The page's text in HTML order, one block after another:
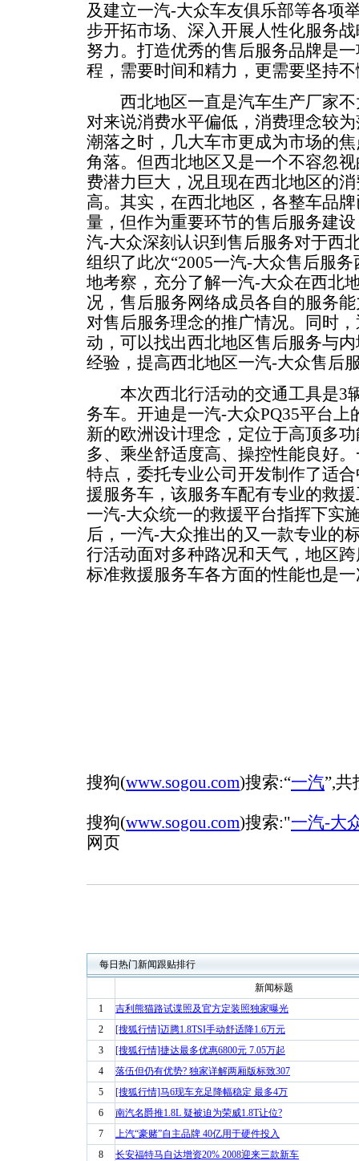
及建立一汽-大众车友俱乐部等各项
步开拓市场、深入开展人性化服务
努力。打造优秀的售后服务品牌是
程，需要时间和精力，更需要坚持
西北地区一直是汽车生产厂家不
对来说消费水平偏低，消费理念较
潮落之时，几大车市更成为市场的
角落。但西北地区又是一个不容忽
费潜力巨大，况且现在西北地区的
高。其实，在西北地区，各整车品
量，但作为重要环节的售后服务建
汽-大众深刻认识到售后服务对于西
组织了此次“2005一汽-大众售后服
地考察，充分了解一汽-大众在西北
况，售后服务网络成员各自的服务
对售后服务理念的推广情况。同时
动，可以找出西北地区售后服务与
经验，提高西北地区一汽-大众售后
本次西北行活动的交通工具是3
务车。开迪是一汽-大众PQ35平台
新的欧洲设计理念，定位于高顶多
多、乘坐舒适度高、操控性能良好
特点，委托专业公司开发制作了适
援服务车，该服务车配有专业的救
一汽-大众统一的救援平台指挥下实
后，一汽-大众推出的又一款专业的
行活动面对多种路况和天气，地区
标准救援服务车各方面的性能也是
搜狗(www.sogou.com)搜索:“一汽”,共
搜狗(www.sogou.com)搜索:"一汽-大
网页
每日热门新闻跟贴排行
新闻标题
1
吉利熊猫路试谍照及官方定装照独家曝光
2
[搜狐行情]迈腾1.8TSI手动舒适降1.6万元
3
[搜狐行情]捷达最多优惠6800元 7.05万起
4
落伍但仍有优势? 独家详解两厢版标致307
5
[搜狐行情]马6现车充足降幅稳定 最多4万
6
南汽名爵推1.8L 疑被迫为荣威1.8T让位?
7
上汽“豪赌”自主品牌 40亿用于硬件投入
8
长安福特马自达增资20% 2008迎来三款新车